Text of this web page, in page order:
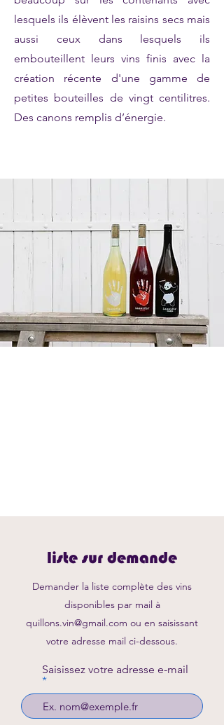
lesquels ils élèvent les raisins secs mais
aussi ceux dans lesquels ils
embouteillent leurs vins finis avec la
création récente d'une gamme de
petites bouteilles de vingt centilitres.
Des canons remplis d’énergie.
liste sur demande
Demander la liste complète des vins
disponibles par mail à
quillons.vin@gmail.com ou en saisissant
votre adresse mail ci-dessous.
Saisissez votre adresse e-mail